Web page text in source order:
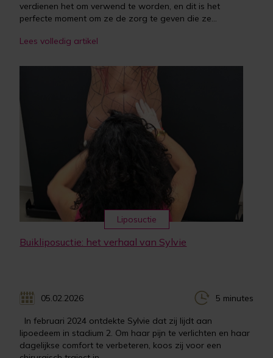
verdienen het om verwend te worden, en dit is het
perfecte moment om ze de zorg te geven die ze...
Lees volledig artikel
Liposuctie
Buikliposuctie: het verhaal van Sylvie
05.02.2026 5 minutes
In februari 2024 ontdekte Sylvie dat zij lijdt aan
lipoedeem in stadium 2. Om haar pijn te verlichten en haar
dagelijkse comfort te verbeteren, koos zij voor een